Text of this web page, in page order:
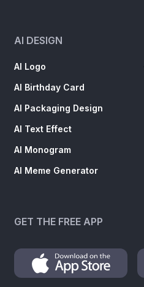
AI DESIGN
AI Logo
AI Birthday Card
AI Packaging Design
AI Text Effect
AI Monogram
AI Meme Generator
GET THE FREE APP